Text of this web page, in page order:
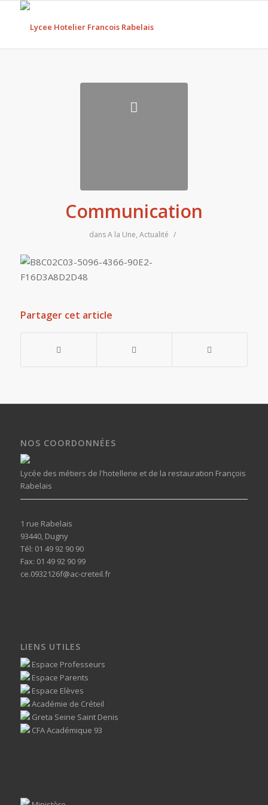
Communication
dansA la Une, Actualité /
Partager cet article
NOS COORDONNÉES
Lycée des métiers de l'hotellerie et de la restauration François
Rabelais
1 rue Rabelais
93440, Dugny
Tél: 01 49 92 90 90
Fax: 01 49 92 90 99
ce.0932126f@ac-creteil.fr
LIENS UTILES
Espace Professeurs
Espace Parents
Espace Elèves
Académie de Créteil
Greta Seine Saint Denis
CFA Académique 93